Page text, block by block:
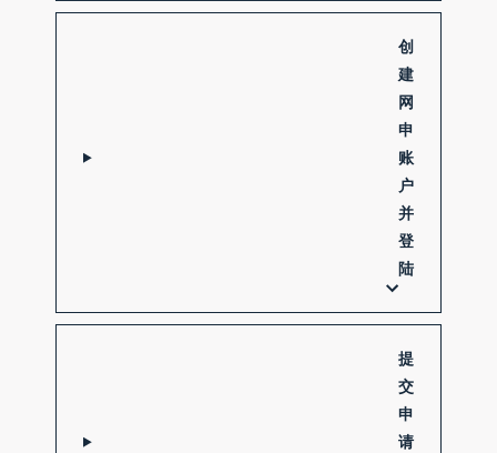
创
建
网
申
账
户
并
登
陆
提
交
申
请